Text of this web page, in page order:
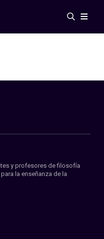
y profesores de filosofía
la enseñanza de la